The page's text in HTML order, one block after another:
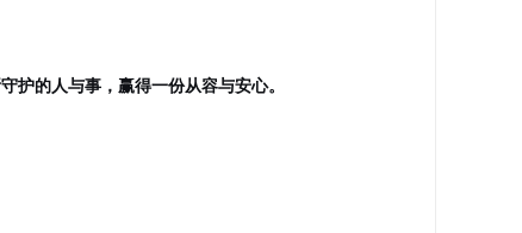
护的人与事，赢得一份从容与安心。